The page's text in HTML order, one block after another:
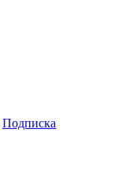
Подписка